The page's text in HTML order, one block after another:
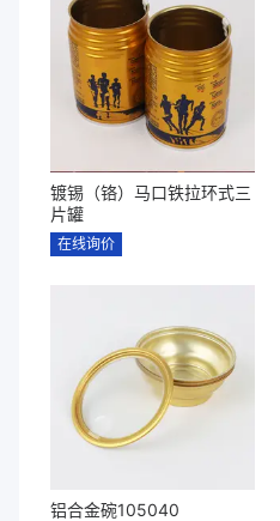
镀锡（铬）马口铁拉环式三
片罐
在线询价
铝合金碗105040